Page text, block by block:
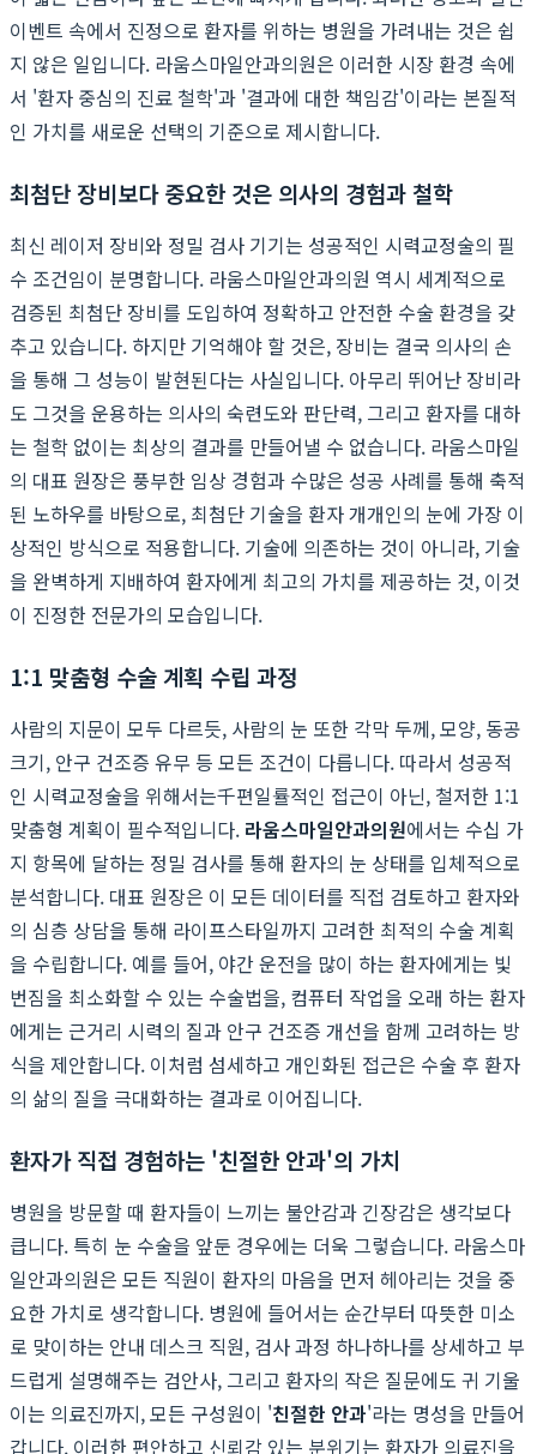
이벤트 속에서 진정으로 환자를 위하는 병원을 가려내는 것은 쉽
지 않은 일입니다. 라움스마일안과의원은 이러한 시장 환경 속에
서 '환자 중심의 진료 철학'과 '결과에 대한 책임감'이라는 본질적
인 가치를 새로운 선택의 기준으로 제시합니다.
최첨단 장비보다 중요한 것은 의사의 경험과 철학
최신 레이저 장비와 정밀 검사 기기는 성공적인 시력교정술의 필
수 조건임이 분명합니다. 라움스마일안과의원 역시 세계적으로
검증된 최첨단 장비를 도입하여 정확하고 안전한 수술 환경을 갖
추고 있습니다. 하지만 기억해야 할 것은, 장비는 결국 의사의 손
을 통해 그 성능이 발현된다는 사실입니다. 아무리 뛰어난 장비라
도 그것을 운용하는 의사의 숙련도와 판단력, 그리고 환자를 대하
는 철학 없이는 최상의 결과를 만들어낼 수 없습니다. 라움스마일
의 대표 원장은 풍부한 임상 경험과 수많은 성공 사례를 통해 축적
된 노하우를 바탕으로, 최첨단 기술을 환자 개개인의 눈에 가장 이
상적인 방식으로 적용합니다. 기술에 의존하는 것이 아니라, 기술
을 완벽하게 지배하여 환자에게 최고의 가치를 제공하는 것, 이것
이 진정한 전문가의 모습입니다.
1:1 맞춤형 수술 계획 수립 과정
사람의 지문이 모두 다르듯, 사람의 눈 또한 각막 두께, 모양, 동공
크기, 안구 건조증 유무 등 모든 조건이 다릅니다. 따라서 성공적
인 시력교정술을 위해서는千편일률적인 접근이 아닌, 철저한 1:1
맞춤형 계획이 필수적입니다. 라움스마일안과의원에서는 수십 가
지 항목에 달하는 정밀 검사를 통해 환자의 눈 상태를 입체적으로
분석합니다. 대표 원장은 이 모든 데이터를 직접 검토하고 환자와
의 심층 상담을 통해 라이프스타일까지 고려한 최적의 수술 계획
을 수립합니다. 예를 들어, 야간 운전을 많이 하는 환자에게는 빛
번짐을 최소화할 수 있는 수술법을, 컴퓨터 작업을 오래 하는 환자
에게는 근거리 시력의 질과 안구 건조증 개선을 함께 고려하는 방
식을 제안합니다. 이처럼 섬세하고 개인화된 접근은 수술 후 환자
의 삶의 질을 극대화하는 결과로 이어집니다.
환자가 직접 경험하는 '친절한 안과'의 가치
병원을 방문할 때 환자들이 느끼는 불안감과 긴장감은 생각보다
큽니다. 특히 눈 수술을 앞둔 경우에는 더욱 그렇습니다. 라움스마
일안과의원은 모든 직원이 환자의 마음을 먼저 헤아리는 것을 중
요한 가치로 생각합니다. 병원에 들어서는 순간부터 따뜻한 미소
로 맞이하는 안내 데스크 직원, 검사 과정 하나하나를 상세하고 부
드럽게 설명해주는 검안사, 그리고 환자의 작은 질문에도 귀 기울
이는 의료진까지, 모든 구성원이 '친절한 안과'라는 명성을 만들어
갑니다. 이러한 편안하고 신뢰감 있는 분위기는 환자가 의료진을